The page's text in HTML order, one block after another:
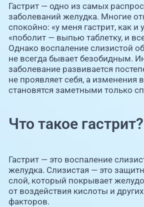
Гастрит — одно из самых
заболеваний желудка. Многие
спокойно: «у меня гастрит, как и
«поболит — выпью таблетку, и
Однако воспаление слизистой
не всегда бывает безобидным.
заболевание развивается
не проявляет себя, а изменения
становятся заметными только
Что такое гастрит?
Гастрит — это воспаление
желудка. Слизистая — это
слой, который покрывает
от воздействия кислоты и
факторов.